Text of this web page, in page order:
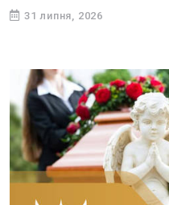
31 липня, 2026